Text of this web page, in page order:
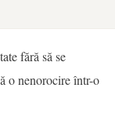
fără să se
o nenorocire într-o